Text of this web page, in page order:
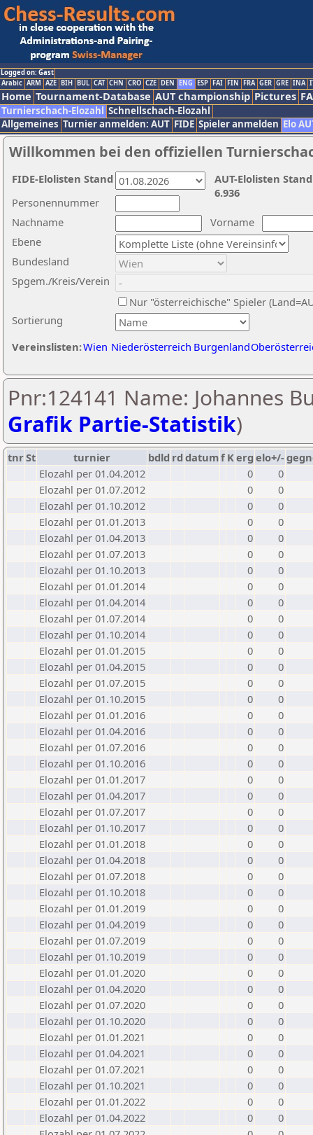
Logged on: Gast
Arabic ARM AZE BIH BUL CAT CHN CRO CZE DEN ENG ESP FAI FIN FRA GER GRE INA
Home Tournament-Database AUT championship Pictures
Turnierschach-Elozahl Schnellschach-Elozahl
Allgemeines Turnier anmelden: AUT FIDE Spieler anmelden Elo
Willkommen bei den offiziellen
Nachname
Vorname
Ebene
Sortierung
Personennummer
Bundesland
Spgem./Kreis/Verein
Nur "österreichische" Spieler
Vereinslisten:Wien Niederösterreich Burgenland
AUT-Elolisten
6.936
FIDE-Elolisten Stand
Pnr:124141 Name: Johannes
Grafik Partie-Statistik)
tnrSt turnier bdld rd datumf Kerg elo+/-
Elozahl per 01.04.2012
0
0
Elozahl per 01.07.2012
0
0
Elozahl per 01.10.2012
0
0
Elozahl per 01.01.2013
0
0
Elozahl per 01.04.2013
0
0
Elozahl per 01.07.2013
0
0
Elozahl per 01.10.2013
0
0
Elozahl per 01.01.2014
0
0
Elozahl per 01.04.2014
0
0
Elozahl per 01.07.2014
0
0
Elozahl per 01.10.2014
0
0
Elozahl per 01.01.2015
0
0
Elozahl per 01.04.2015
0
0
Elozahl per 01.07.2015
0
0
Elozahl per 01.10.2015
0
0
Elozahl per 01.01.2016
0
0
Elozahl per 01.04.2016
0
0
Elozahl per 01.07.2016
0
0
Elozahl per 01.10.2016
0
0
Elozahl per 01.01.2017
0
0
Elozahl per 01.04.2017
0
0
Elozahl per 01.07.2017
0
0
Elozahl per 01.10.2017
0
0
Elozahl per 01.01.2018
0
0
Elozahl per 01.04.2018
0
0
Elozahl per 01.07.2018
0
0
Elozahl per 01.10.2018
0
0
Elozahl per 01.01.2019
0
0
Elozahl per 01.04.2019
0
0
Elozahl per 01.07.2019
0
0
Elozahl per 01.10.2019
0
0
Elozahl per 01.01.2020
0
0
Elozahl per 01.04.2020
0
0
Elozahl per 01.07.2020
0
0
Elozahl per 01.10.2020
0
0
Elozahl per 01.01.2021
0
0
Elozahl per 01.04.2021
0
0
Elozahl per 01.07.2021
0
0
Elozahl per 01.10.2021
0
0
Elozahl per 01.01.2022
0
0
Elozahl per 01.04.2022
0
0